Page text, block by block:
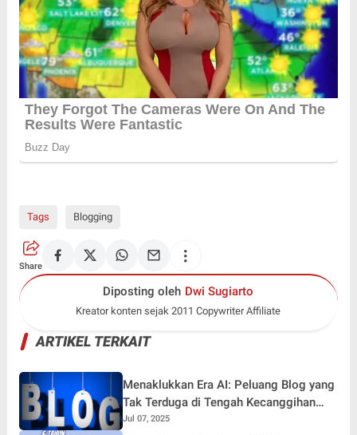
Tags Blogging
Share
Diposting oleh Dwi Sugiarto
Kreator konten sejak 2011 Copywriter Affiliate
ARTIKEL TERKAIT
Menaklukkan Era AI: Peluang Blog yang
Tak Terduga di Tengah Kecanggihan
Teknologi
Jul 07, 2025